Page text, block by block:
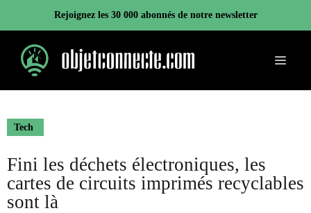
contenu
Rejoignez les 30 000 abonnés de notre newsletter
Menu
Tech
Fini les déchets électroniques, les
cartes de circuits imprimés recyclables
sont là